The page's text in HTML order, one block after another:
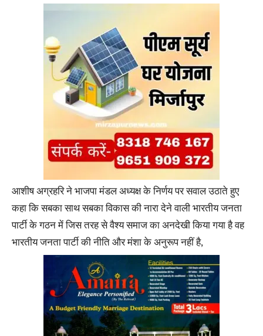
आशीष अग्रहरि ने भाजपा मंडल अध्यक्ष के निर्णय पर सवाल उठाते हुए
कहा कि सबका साथ सबका विकास की नारा देने वाली भारतीय जनता
पार्टी के गठन में जिस तरह से वैश्य समाज का अनदेखी किया गया है वह
भारतीय जनता पार्टी की नीति और मंशा के अनुरूप नहीं है,